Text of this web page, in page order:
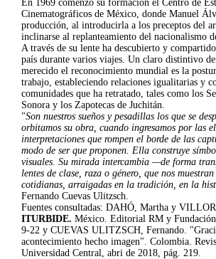
En 1969 comenzó su formación el Centro de
Cinematográficos de México, donde Manuel
producción, al introducirla a los preceptos del
inclinarse al replanteamiento del nacionalismo
A través de su lente ha descubierto y
país durante varios viajes. Un claro distintivo
merecido el reconocimiento mundial es la
trabajo, estableciendo relaciones igualitarias y
comunidades que ha retratado, tales como los
Sonora y los Zapotecas de Juchitán.
"Son nuestros sueños y pesadillas los que se
orbitamos su obra, cuando ingresamos por las
interpretaciones que rompen el borde de las
modo de ser que proponen. Ella construye
visuales. Su mirada intercambia —de forma
lentes de clase, raza o género, que nos
cotidianas, arraigadas en la tradición, en la
Fernando Cuevas Ulitzsch.
Fuentes consultadas: DAHÓ, Martha y
ITURBIDE. México. Editorial RM y
9-22 y CUEVAS ULITZSCH, Fernando.
acontecimiento hecho imagen". Colombia.
Universidad Central, abri de 2018, pág. 219.